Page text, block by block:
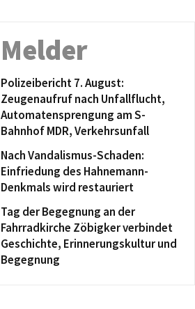
Melder
Polizeibericht 7. August:
Zeugenaufruf nach Unfallflucht,
Automatensprengung am S-
Bahnhof MDR, Verkehrsunfall
Nach Vandalismus-Schaden:
Einfriedung des Hahnemann-
Denkmals wird restauriert
Tag der Begegnung an der
Fahrradkirche Zöbigker verbindet
Geschichte, Erinnerungskultur und
Begegnung